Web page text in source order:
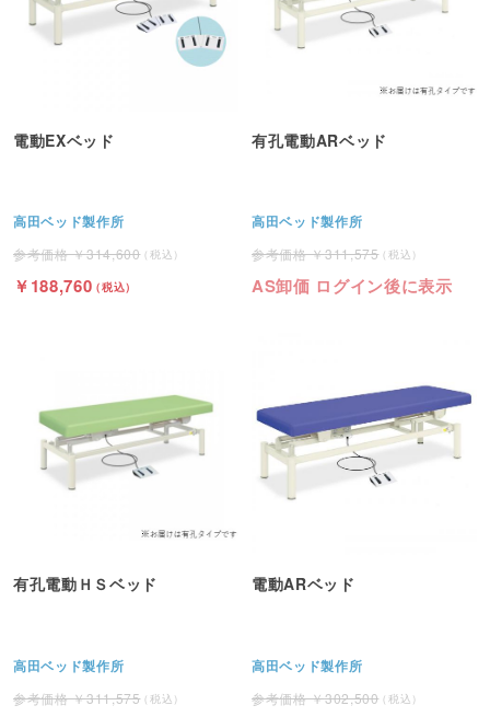
電動EXベッド
高田ベッド製作所
314,600
188,760
有孔電動ARベッド
高田ベッド製作所
311,575
AS卸価 ログイン後に表示
有孔電動ＨＳベッド
高田ベッド製作所
311,575
電動ARベッド
高田ベッド製作所
302,500